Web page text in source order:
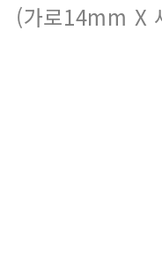
(가로14mm X